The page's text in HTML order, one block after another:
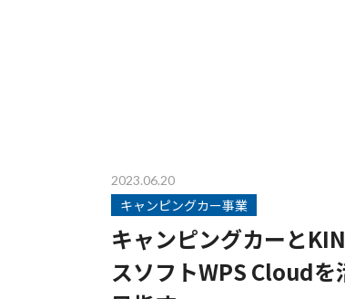
2023.06.20
キャンピングカー事業
キャンピングカーと
スソフトWPS Cloud